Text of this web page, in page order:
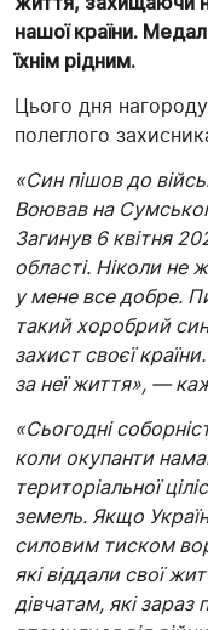
нашої країни.
їхнім рідним.
Цього дня
полеглого
«Син пішов до
Воював на
Загинув 6 квітня
області. Ніколи не
у мене все добре.
такий хоробрий
захист своєї
за неї життя», —
«Сьогодні
коли окупанти
територіальної
земель. Якщо
силовим тиском
які віддали свої
дівчатам, які зараз